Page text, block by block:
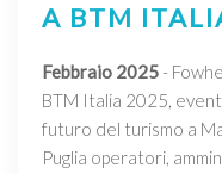
A BTM
Febbraio 2025-
BTM Italia 2025,
futuro del turismo a
Puglia operatori,